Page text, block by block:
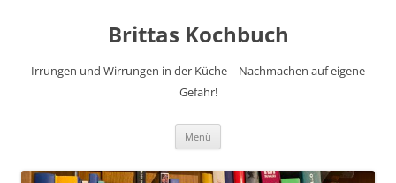
Brittas Kochbuch
Irrungen und Wirrungen in der Küche – Nachmachen auf eigene
Gefahr!
Menü